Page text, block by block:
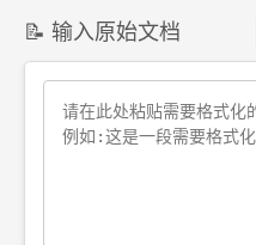
📝 输入原始文档